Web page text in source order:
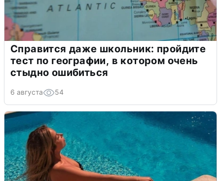
Справится даже школьник: пройдите
тест по географии, в котором очень
стыдно ошибиться
6 августа 54